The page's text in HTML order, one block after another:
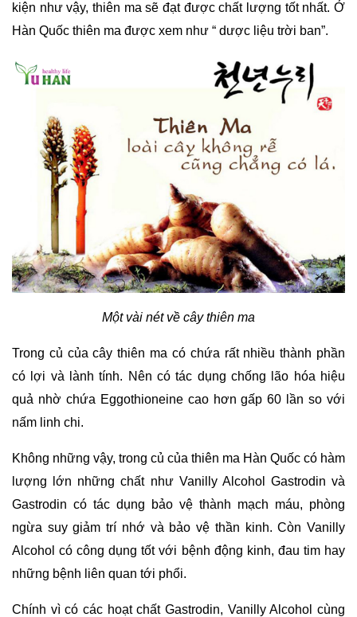
kiện như vậy, thiên ma sẽ đạt được chất lượng tốt nhất. Ở
Hàn Quốc thiên ma được xem như “ dược liệu trời ban”.
Một vài nét về cây thiên ma
Trong củ của cây thiên ma có chứa rất nhiều thành phần
có lợi và lành tính. Nên có tác dụng chống lão hóa hiệu
quả nhờ chứa Eggothioneine cao hơn gấp 60 lần so với
nấm linh chi.
Không những vậy, trong củ của thiên ma Hàn Quốc có hàm
lượng lớn những chất như Vanilly Alcohol Gastrodin và
Gastrodin có tác dụng bảo vệ thành mạch máu, phòng
ngừa suy giảm trí nhớ và bảo vệ thần kinh. Còn Vanilly
Alcohol có công dụng tốt với bệnh động kinh, đau tim hay
những bệnh liên quan tới phổi.
Chính vì có các hoạt chất Gastrodin, Vanilly Alcohol cùng